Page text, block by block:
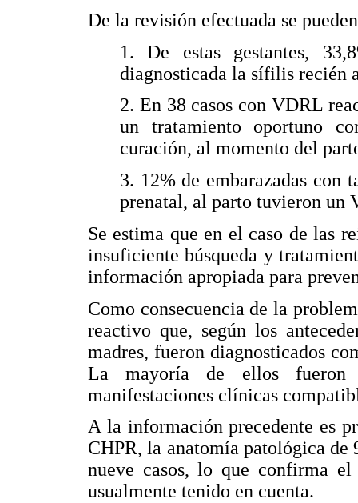
De la revisión efectuada se
1. De estas gestantes,
diagnosticada la sífilis recién
2. En 38 casos con VDRL
un tratamiento oportuno
curación, al momento del
3. 12% de embarazadas con
prenatal, al parto tuvieron un
Se estima que en el caso de las
insuficiente búsqueda y
información apropiada para
Como consecuencia de la
reactivo que, según los
madres, fueron diagnosticados
La mayoría de ellos fueron
manifestaciones clínicas
A la información precedente es
CHPR, la anatomía patológica
nueve casos, lo que confirma
usualmente tenido en cuenta.